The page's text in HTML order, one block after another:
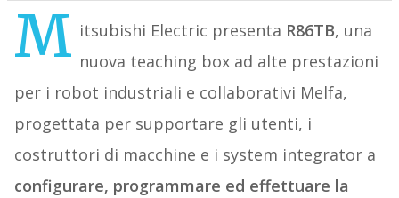
M itsubishi Electric presenta R86TB, una
nuova teaching box ad alte prestazioni
per i robot industriali e collaborativi Melfa,
progettata per supportare gli utenti, i
costruttori di macchine e i system integrator a
configurare, programmare ed effettuare la